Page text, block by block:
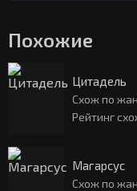
Похожие
Цитадель
Схож по
Рейтинг
Магарсус
Схож по